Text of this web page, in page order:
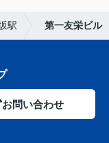
駅 第一友栄ビル
お問い合わせ